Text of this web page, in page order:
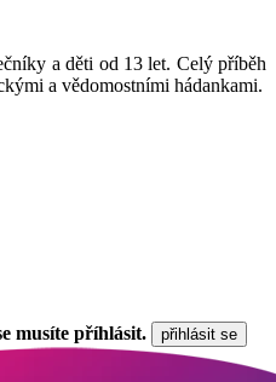
a děti od 13 let. Celý příběh
a vědomostními hádankami.
musíte příhlásit.
přihlásit se